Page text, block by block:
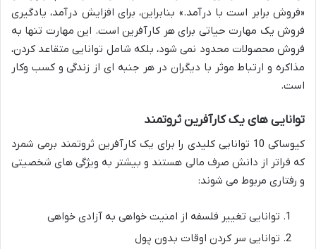
«فروش برابر است با درآمد.» بنابراین، برای افزایش درآمد، یادگیری
فروش یک مهارت حیاتی برای هر کارآفرین است. این مهارت تنها به
فروش محصولات محدود نمی شود، بلکه شامل توانایی متقاعد کردن،
مذاکره و ارتباط موثر با دیگران در هر جنبه ای از زندگی و کسب وکار
است.
توانایی های یک کارآفرین ثروتمند
کیوساکی 10 توانایی کلیدی را برای یک کارآفرین ثروتمند برمی شمرد
که فراتر از دانش صرف مالی هستند و بیشتر به ویژگی های شخصیتی
و رفتاری مربوط می شوند:
توانایی تغییر فلسفه از امنیت خواهی به آزادی خواهی
توانایی سر کردن اوقات بدون پول